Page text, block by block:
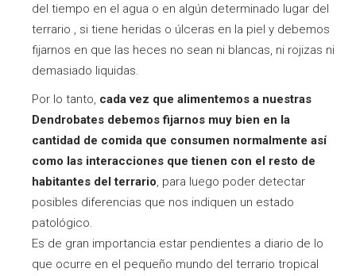
del tiempo en el agua o en algún determinado lugar del
terrario , si tiene heridas o úlceras en la piel y debemos
fijarnos en que las heces no sean ni blancas, ni rojizas ni
demasiado liquidas.
Por lo tanto, cada vez que alimentemos a nuestras
Dendrobates debemos fijarnos muy bien en la
cantidad de comida que consumen normalmente así
como las interacciones que tienen con el resto de
habitantes del terrario, para luego poder detectar
posibles diferencias que nos indiquen un estado
patológico.
Es de gran importancia estar pendientes a diario de lo
que ocurre en el pequeño mundo del terrario tropical